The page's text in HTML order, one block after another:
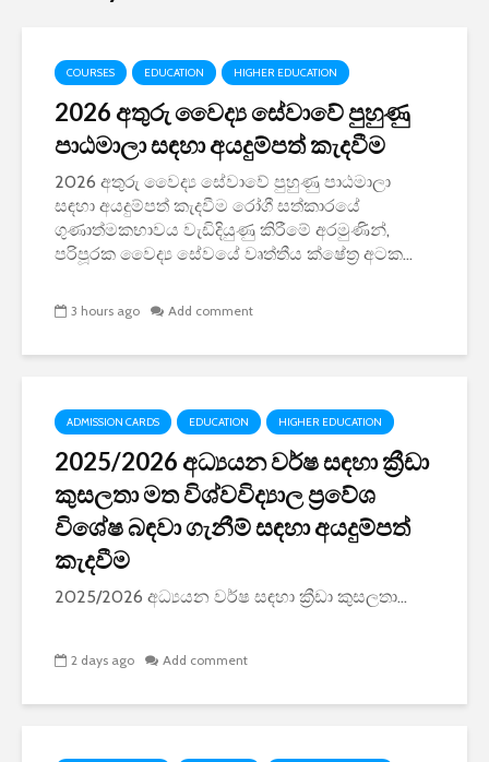
COURSES EDUCATION HIGHER EDUCATION
2026 අතුරු වෛද්‍ය සේවාවේ පුහුණු
පාඨමාලා සඳහා අයදුම්පත් කැදවීම
2026 අතුරු වෛද්‍ය සේවාවේ පුහුණු පාඨමාලා
සඳහා අයදුම්පත් කැදවීම රෝගී සත්කාරයේ
ගුණාත්මකභාවය වැඩිදියුණු කිරීමේ අරමුණින්,
පරිපූරක වෛද්‍ය සේවයේ වෘත්තීය ක්ෂේත්‍ර අටක...
3 hours ago Add comment
ADMISSION CARDS EDUCATION HIGHER EDUCATION
2025/2026 අධ්‍යයන වර්ෂ සඳහා ක්‍රීඩා
කුසලතා මත විශ්වවිද්‍යාල ප්‍රවේශ
විශේෂ බඳවා ගැනීම් සඳහා අයදුම්පත්
කැදවීම
2025/2026 අධ්‍යයන වර්ෂ සඳහා ක්‍රීඩා කුසලතා...
2 days ago Add comment